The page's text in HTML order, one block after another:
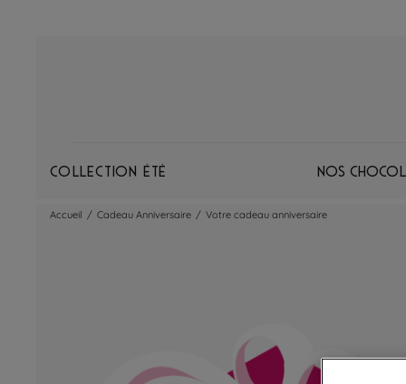
Collection Été Nos
Accueil / Cadeau Anniversaire / Votre cadeau anniversaire